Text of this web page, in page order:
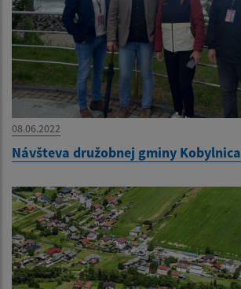
08.06.2022
Návšteva družobnej gminy Kobylnica